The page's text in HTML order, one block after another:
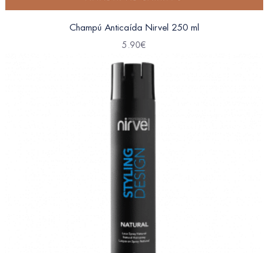
Champú Anticaída Nirvel 250 ml
5.90€